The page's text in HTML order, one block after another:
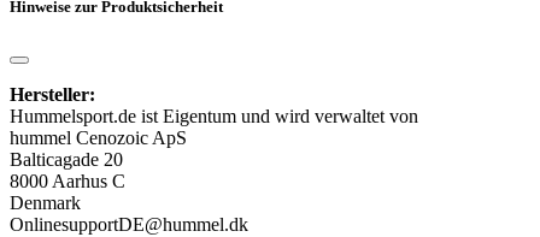
Hinweise zur Produktsicherheit
Hersteller:
Hummelsport.de ist Eigentum und wird verwaltet von
hummel Cenozoic ApS
Balticagade 20
8000 Aarhus C
Denmark
OnlinesupportDE@hummel.dk